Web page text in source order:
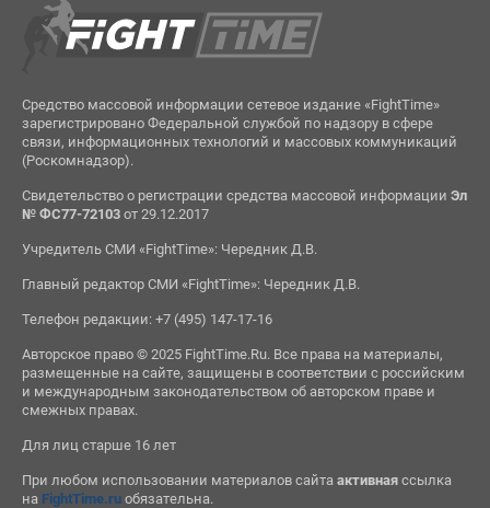
Средство массовой информации сетевое издание «FightTime»
зарегистрировано Федеральной службой по надзору в сфере
связи, информационных технологий и массовых коммуникаций
(Роскомнадзор).
Свидетельство о регистрации средства массовой информации Эл
№ ФС77-72103от 29.12.2017
Учредитель СМИ «FightTime»: Чередник Д.В.
Главный редактор СМИ «FightTime»: Чередник Д.В.
Телефон редакции: +7 (495) 147-17-16
Авторское право © 2025 FightTime.Ru. Все права на материалы,
размещенные на сайте, защищены в соответствии с российским
и международным законодательством об авторском праве и
смежных правах.
Для лиц старше 16 лет
При любом использовании материалов сайта активнаяссылка
на FightTime.ruобязательна.